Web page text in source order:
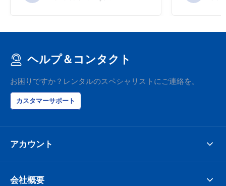
ヘルプ＆コンタクト
お困りですか？レンタルのスペシャリストにご連絡を。
カスタマーサポート
アカウント
会社概要